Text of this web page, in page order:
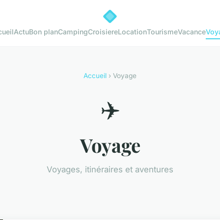
ActuBon planCampingCroisiereLocationTourismeVacance
Accueil › Voyage
✈️
Voyage
Voyages, itinéraires et aventures